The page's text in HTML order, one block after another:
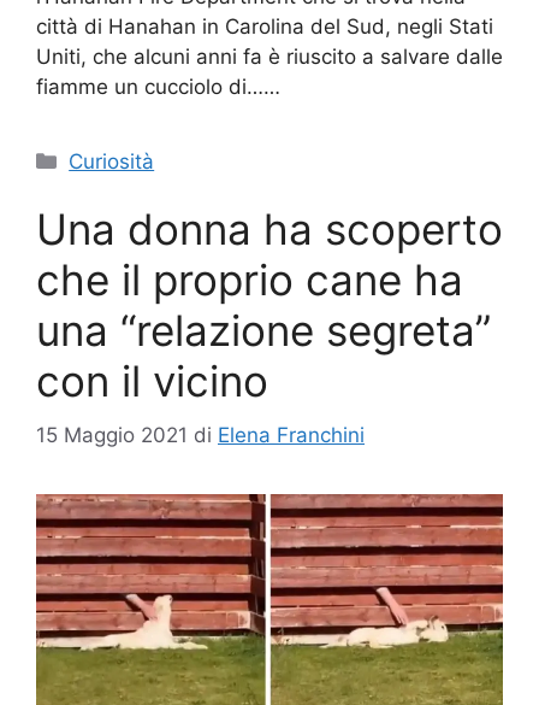
città di Hanahan in Carolina del Sud, negli Stati
Uniti, che alcuni anni fa è riuscito a salvare dalle
fiamme un cucciolo di……
Categorie
Curiosità
Una donna ha scoperto
che il proprio cane ha
una “relazione segreta”
con il vicino
15 Maggio 2021 di Elena Franchini